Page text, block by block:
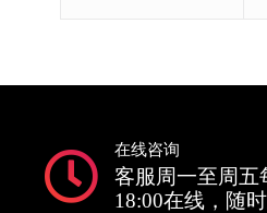
在线咨询
客服周一至周五
18:00在线，随